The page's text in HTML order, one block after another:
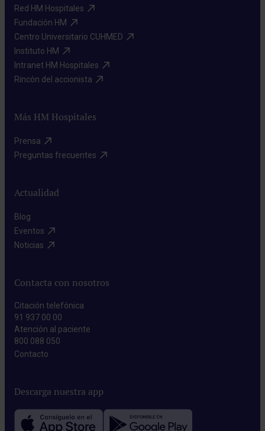
Red HM Hospitales​
Fundación HM​
Centro Universitario CUHMED​
Instituto HM​
Intranet HM Hospitales​
Rincón del accionista​
Más HM Hospitales
Prensa​
Preguntas frecuentes​
Actualidad
Blog​
Eventos​
Noticias​
Contacta con nosotros
Citación telefónica
91 937 00 00
Atención al paciente
800 088 050
Contacto​
Descarga nuestra app